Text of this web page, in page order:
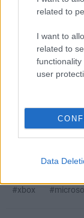
related to
I want to
related to
user
Data
SMASH by
sorozat.
#xbox